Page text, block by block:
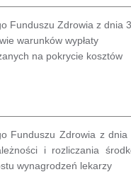
Funduszu Zdrowia z dnia
warunków wypłaty
na pokrycie kosztów
Funduszu Zdrowia z dnia
i rozliczania
wynagrodzeń lekarzy